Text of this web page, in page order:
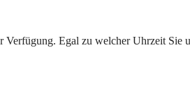
Verfügung. Egal zu welcher Uhrzeit Sie